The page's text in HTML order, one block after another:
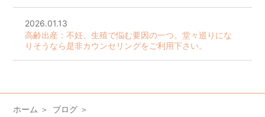
2026.01.13
高齢出産：不妊、生殖で悩む要因の一つ。堂々巡りにな
りそうなら是非カウンセリングをご利用下さい。
ホーム
ブログ